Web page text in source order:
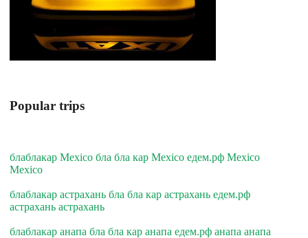
Popular trips
блаблакар Mexico бла бла кар Mexico едем.рф Mexico
Mexico
блаблакар астрахань бла бла кар астрахань едем.рф
астрахань астрахань
блаблакар анапа бла бла кар анапа едем.рф анапа анапа